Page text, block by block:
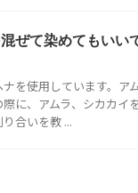
ぜて染めてもいい
を使用しています。ア
に、アムラ、シカカイ
合いを教 ...